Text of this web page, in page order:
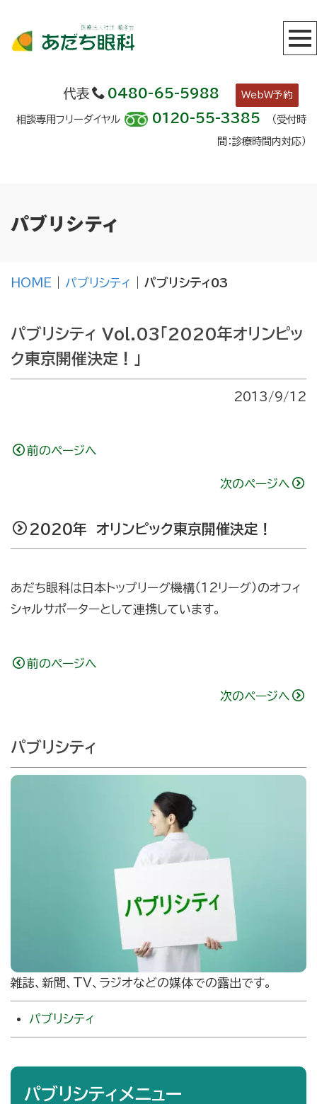
代表 0480-65-5988 WebW予約
相談専用フリーダイヤル 0120-55-3385 （受付時
間：診療時間内対応）
パブリシティ
HOME パブリシティ パブリシティ03
パブリシティ Vol.03「2020年オリンピッ
ク東京開催決定！」
2013/9/12
前のページへ
次のページへ
2020年 オリンピック東京開催決定！
あだち眼科は日本トップリーグ機構（12リーグ）のオフィ
シャルサポーターとして連携しています。
前のページへ
次のページへ
パブリシティ
雑誌、新聞、TV、ラジオなどの媒体での露出です。
パブリシティ
パブリシティメニュー